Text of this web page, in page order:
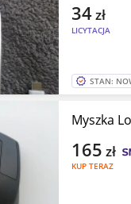
LICYTACJA
34zł
STAN:
Myszka
KUP TERAZ
165 zł